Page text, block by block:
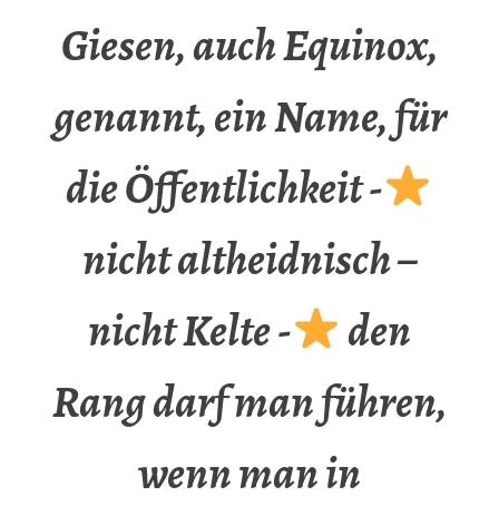
Giesen, auch Equinox,
genannt, ein Name, für
die Öffentlichkeit -
nicht altheidnisch –
nicht Kelte -
den
Rang darf man führen,
wenn man in